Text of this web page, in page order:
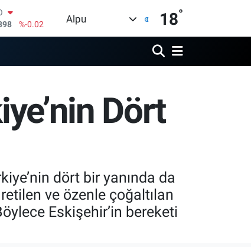
%-0.02
ALTIN
%1.32
Alpu 18°
Dört
dört bir yanında da
ve özenle çoğaltılan
Eskişehir’in bereketi